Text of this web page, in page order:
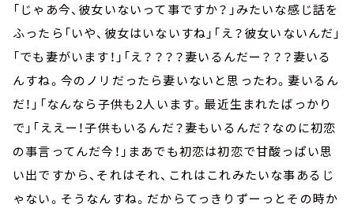
「じゃあ今、彼女いないって事ですか？」みたいな感じ話を
ふったら「いや、彼女はいないすね」「え？彼女いないんだ」
「でも妻がいます！」「え？？？？妻いるんだー？？？妻いる
んすね。今のノリだったら妻いないと思ったわ。妻いるん
だ！」「なんなら子供も2人います。最近生まれたばっかり
で」「ええー！子供もいるんだ？妻もいるんだ？なのに初恋
の事言ってんだ今！」まあでも初恋は初恋で甘酸っぱい思
い出ですから、それはそれ、これはこれみたいな事あるじ
ゃない。そうなんすね。だからてっきりずーっとその時か